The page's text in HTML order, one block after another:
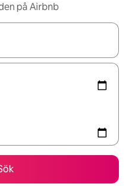
på Airbnb
kan du navigera med upp- och